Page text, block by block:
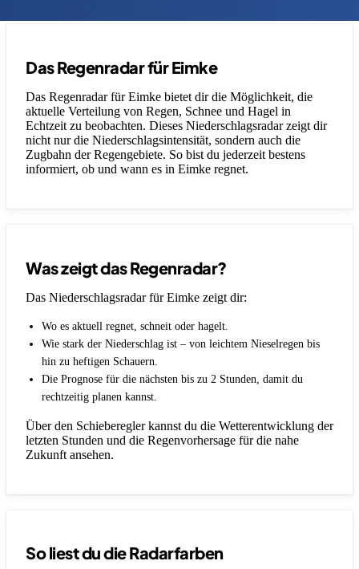
Das Regenradar für Eimke
Das Regenradar für Eimke bietet dir die Möglichkeit, die
aktuelle Verteilung von Regen, Schnee und Hagel in
Echtzeit zu beobachten. Dieses Niederschlagsradar zeigt dir
nicht nur die Niederschlagsintensität, sondern auch die
Zugbahn der Regengebiete. So bist du jederzeit bestens
informiert, ob und wann es in Eimke regnet.
Was zeigt das Regenradar?
Das Niederschlagsradar für Eimke zeigt dir:
Wo es aktuell regnet, schneit oder hagelt.
Wie stark der Niederschlag ist – von leichtem Nieselregen bis
hin zu heftigen Schauern.
Die Prognose für die nächsten bis zu 2 Stunden, damit du
rechtzeitig planen kannst.
Über den Schieberegler kannst du die Wetterentwicklung der
letzten Stunden und die Regenvorhersage für die nahe
Zukunft ansehen.
So liest du die Radarfarben